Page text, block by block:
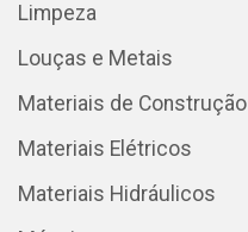
Limpeza
Louças e Metais
Materiais de Construção
Materiais Elétricos
Materiais Hidráulicos